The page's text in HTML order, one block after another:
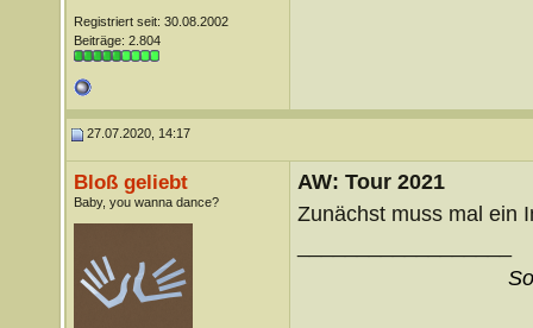
Registriert seit: 30.08.2002
Beiträge: 2.804
27.07.2020, 14:17
Bloß geliebt
Baby, you wanna dance?
AW: Tour 2021
Zunächst muss mal ein